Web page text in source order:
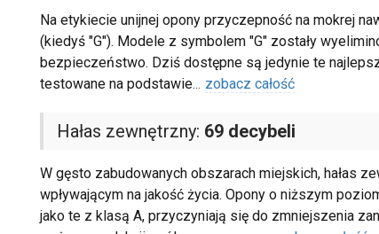
Na etykiecie unijnej opony przyczepność na mokrej
(kiedyś "G"). Modele z symbolem "G" zostały
bezpieczeństwo. Dziś dostępne są jedynie te
testowane na podstawie... zobacz całość
Hałas zewnętrzny: 69 decybeli
W gęsto zabudowanych obszarach miejskich, hałas
wpływającym na jakość życia. Opony o niższym
jako te z klasą A, przyczyniają się do zmniejszenia